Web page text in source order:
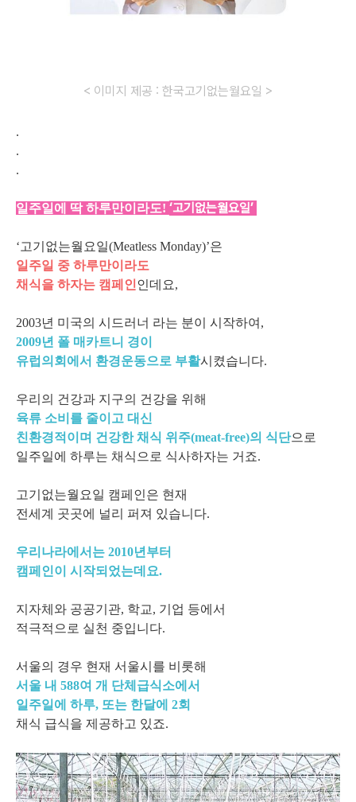
< 이미지 제공 : 한국고기없는월요일 >
.
.
.
일주일에 딱 하루만이라도! ‘고기없는월요일’
‘고기없는월요일(Meatless Monday)’은
일주일 중 하루만이라도
채식을 하자는 캠페인인데요,
2003년 미국의 시드러너 라는 분이 시작하여,
2009년 폴 매카트니 경이
유럽의회에서 환경운동으로 부활시켰습니다.
우리의 건강과 지구의 건강을 위해
육류 소비를 줄이고 대신
친환경적이며 건강한 채식 위주(meat-free)의 식단으로
일주일에 하루는 채식으로 식사하자는 거죠.
고기없는월요일 캠페인은 현재
전세계 곳곳에 널리 퍼져 있습니다.
우리나라에서는 2010년부터
캠페인이 시작되었는데요.
지자체와 공공기관, 학교, 기업 등에서
적극적으로 실천 중입니다.
서울의 경우 현재 서울시를 비롯해
서울 내 588여 개 단체급식소에서
일주일에 하루, 또는 한달에 2회
채식 급식을 제공하고 있죠.